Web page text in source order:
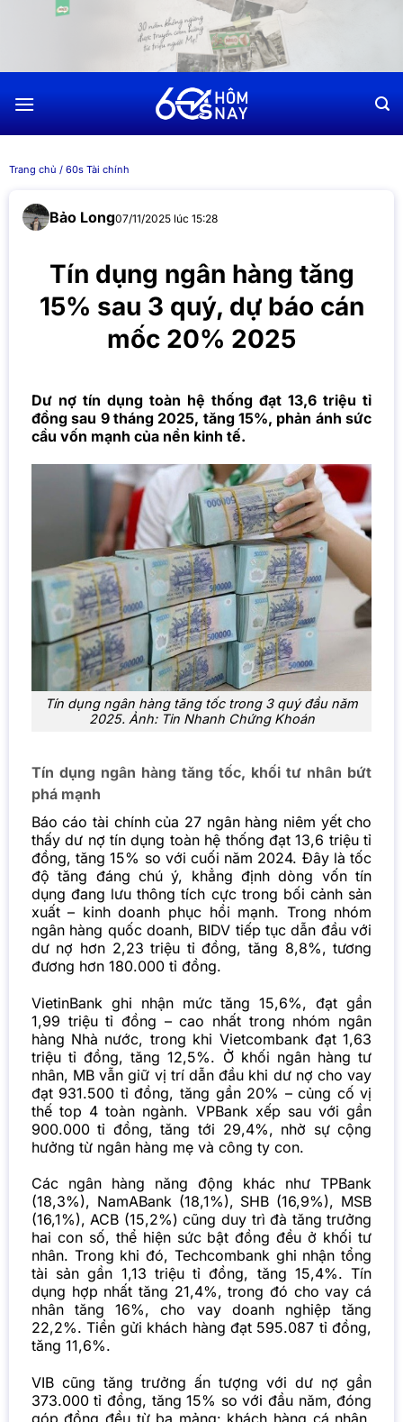
dung
Trang chủ / 60s Tài chính
Bảo Long07/11/2025 lúc 15:28
Tín dụng ngân hàng tăng
15% sau 3 quý, dự báo cán
mốc 20% 2025
Dư nợ tín dụng toàn hệ thống đạt 13,6 triệu tỉ
đồng sau 9 tháng 2025, tăng 15%, phản ánh sức
cầu vốn mạnh của nền kinh tế.
Tín dụng ngân hàng tăng tốc trong 3 quý đầu năm
2025. Ảnh: Tin Nhanh Chứng Khoán
Tín dụng ngân hàng tăng tốc, khối tư nhân bứt
phá mạnh
Báo cáo tài chính của 27 ngân hàng niêm yết cho
thấy dư nợ tín dụng toàn hệ thống đạt 13,6 triệu tỉ
đồng, tăng 15% so với cuối năm 2024. Đây là tốc
độ tăng đáng chú ý, khẳng định dòng vốn tín
dụng đang lưu thông tích cực trong bối cảnh sản
xuất – kinh doanh phục hồi mạnh. Trong nhóm
ngân hàng quốc doanh, BIDV tiếp tục dẫn đầu với
dư nợ hơn 2,23 triệu tỉ đồng, tăng 8,8%, tương
đương hơn 180.000 tỉ đồng.
VietinBank ghi nhận mức tăng 15,6%, đạt gần
1,99 triệu tỉ đồng – cao nhất trong nhóm ngân
hàng Nhà nước, trong khi Vietcombank đạt 1,63
triệu tỉ đồng, tăng 12,5%. Ở khối ngân hàng tư
nhân, MB vẫn giữ vị trí dẫn đầu khi dư nợ cho vay
đạt 931.500 tỉ đồng, tăng gần 20% – củng cố vị
thế top 4 toàn ngành. VPBank xếp sau với gần
900.000 tỉ đồng, tăng tới 29,4%, nhờ sự cộng
hưởng từ ngân hàng mẹ và công ty con.
Các ngân hàng năng động khác như TPBank
(18,3%), NamABank (18,1%), SHB (16,9%), MSB
(16,1%), ACB (15,2%) cũng duy trì đà tăng trưởng
hai con số, thể hiện sức bật đồng đều ở khối tư
nhân. Trong khi đó, Techcombank ghi nhận tổng
tài sản gần 1,13 triệu tỉ đồng, tăng 15,4%. Tín
dụng hợp nhất tăng 21,4%, trong đó cho vay cá
nhân tăng 16%, cho vay doanh nghiệp tăng
22,2%. Tiền gửi khách hàng đạt 595.087 tỉ đồng,
tăng 11,6%.
VIB cũng tăng trưởng ấn tượng với dư nợ gần
373.000 tỉ đồng, tăng 15% so với đầu năm, đóng